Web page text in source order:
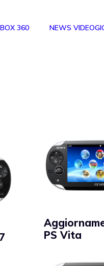
360 NEWS
PS Vita